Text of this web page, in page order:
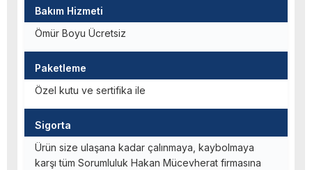
Bakım Hizmeti
Ömür Boyu Ücretsiz
Paketleme
Özel kutu ve sertifika ile
Sigorta
Ürün size ulaşana kadar çalınmaya, kaybolmaya
karşı tüm Sorumluluk Hakan Mücevherat firmasına